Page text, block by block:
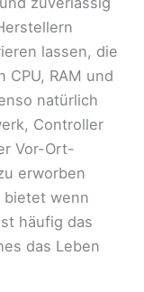
lassen, die
CPU, RAM und
natürlich
Controller
Vor-Ort-
erworben
bietet wenn
häufig das
das Leben